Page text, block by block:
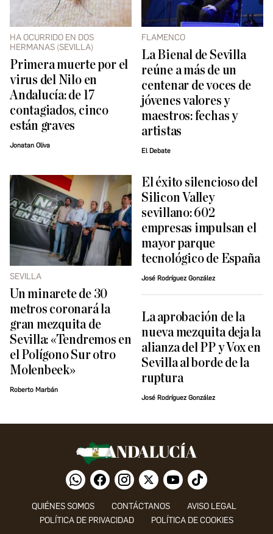
HA OCURRIDO EN DOS
HERMANAS (SEVILLA)
Primera muerte por el
virus del Nilo en
Andalucía: de 17
contagiados, cinco
están graves
Jonatan Oliva
FLAMENCO
La Bienal de Sevilla
reúne a más de un
centenar de voces de
jóvenes valores y
maestros: fechas y
artistas
El Debate
SEVILLA
Un minarete de 30
metros coronará la
gran mezquita de
Sevilla: «Tendremos en
el Polígono Sur otro
Molenbeek»
Roberto Marbán
El éxito silencioso del
Silicon Valley
sevillano: 602
empresas impulsan el
mayor parque
tecnológico de España
José Rodríguez González
La aprobación de la
nueva mezquita deja la
alianza del PP y Vox en
Sevilla al borde de la
ruptura
José Rodríguez González
QUIÉNES SOMOS CONTÁCTANOS
AVISO LEGAL
POLÍTICA DE PRIVACIDAD
POLÍTICA DE COOKIES